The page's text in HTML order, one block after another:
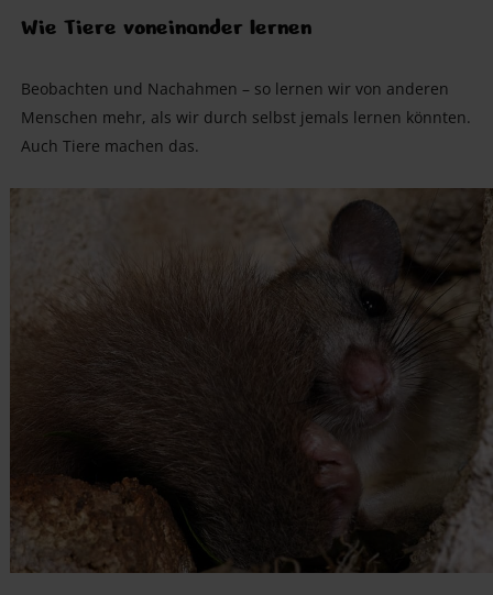
Wie Tiere voneinander lernen
Beobachten und Nachahmen – so lernen wir von anderen
Menschen mehr, als wir durch selbst jemals lernen könnten.
Auch Tiere machen das.